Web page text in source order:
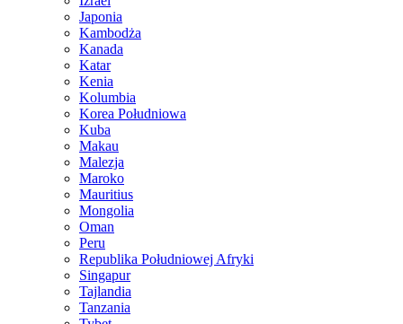
Japonia
Kambodża
Kanada
Katar
Kenia
Kolumbia
Korea Południowa
Kuba
Makau
Malezja
Maroko
Mauritius
Mongolia
Oman
Peru
Republika Południowej Afryki
Singapur
Tajlandia
Tanzania